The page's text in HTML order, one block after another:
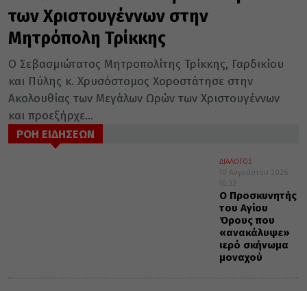
των Χριστουγέννων στην
Μητρόπολη Τρίκκης
Ο Σεβασμιώτατος Μητροπολίτης Τρίκκης, Γαρδικίου
και Πύλης κ. Χρυσόστομος Χοροστάτησε στην
Ακολουθίας των Μεγάλων Ωρών των Χριστουγέννων
και προεξήρχε...
ΡΟΗ ΕΙΔΗΣΕΩΝ
ΔΙΑΛΟΓΟΣ
10 Αυγούστου 2026
10:32
Ο Προσκυνητής
του Αγίου
Όρους που
«ανακάλυψε»
ιερό σκήνωμα
μοναχού